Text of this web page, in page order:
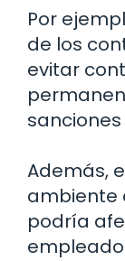
Por
de los
evitar
Además,
ambiente
podría